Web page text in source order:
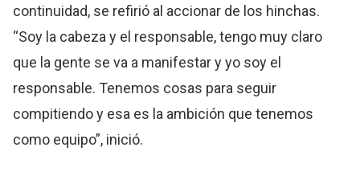
continuidad, se refirió al accionar de los hinchas.
“Soy la cabeza y el responsable, tengo muy claro
que la gente se va a manifestar y yo soy el
responsable. Tenemos cosas para seguir
compitiendo y esa es la ambición que tenemos
como equipo”, inició.